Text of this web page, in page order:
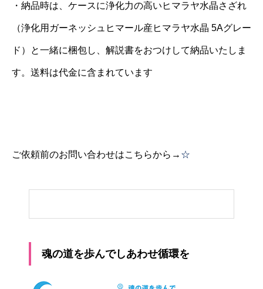
・納品時は、ケースに浄化力の高いヒマラヤ水晶さざれ
（浄化用ガーネッシュヒマール産ヒマラヤ水晶 5Aグレー
ド）と一緒に梱包し、解説書をおつけして納品いたしま
す。送料は代金に含まれています
ご依頼前のお問い合わせはこちらから→ ☆
魂の道を歩んでしあわせ循環を